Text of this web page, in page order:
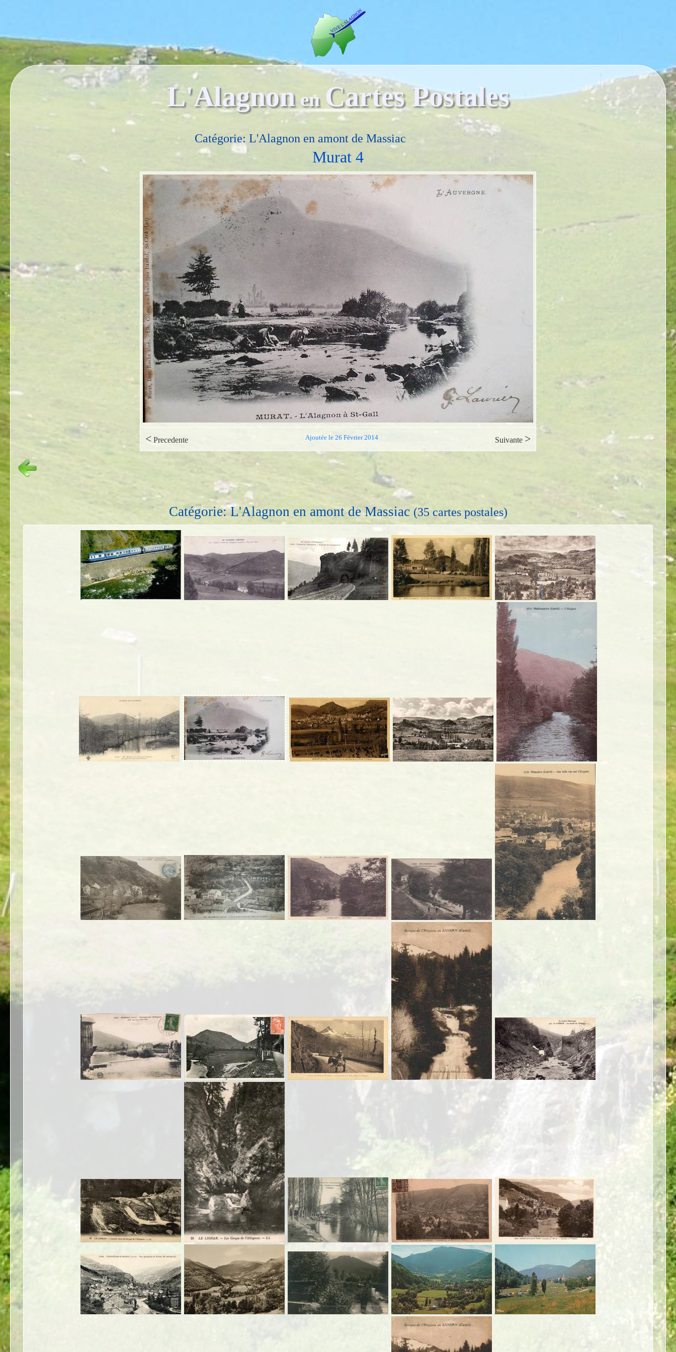
L'Alagnonen Cartes Postales
Catégorie: L'Alagnon en amont de Massiac
Murat 4
< Precedente Ajoutée le 26 Février 2014 Suivante >
Catégorie: L'Alagnon en amont de Massiac (35 cartes postales)